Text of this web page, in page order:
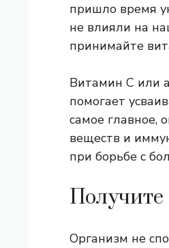
пришло время
не влияли на
принимайте
Витамин С или
помогает
самое главное,
веществ и
при борьбе с
Организм не